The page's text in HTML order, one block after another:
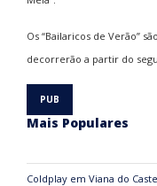
Os “Bailaricos de Verão”
decorrerão a partir do
Mais Populares
Coldplay em Viana do